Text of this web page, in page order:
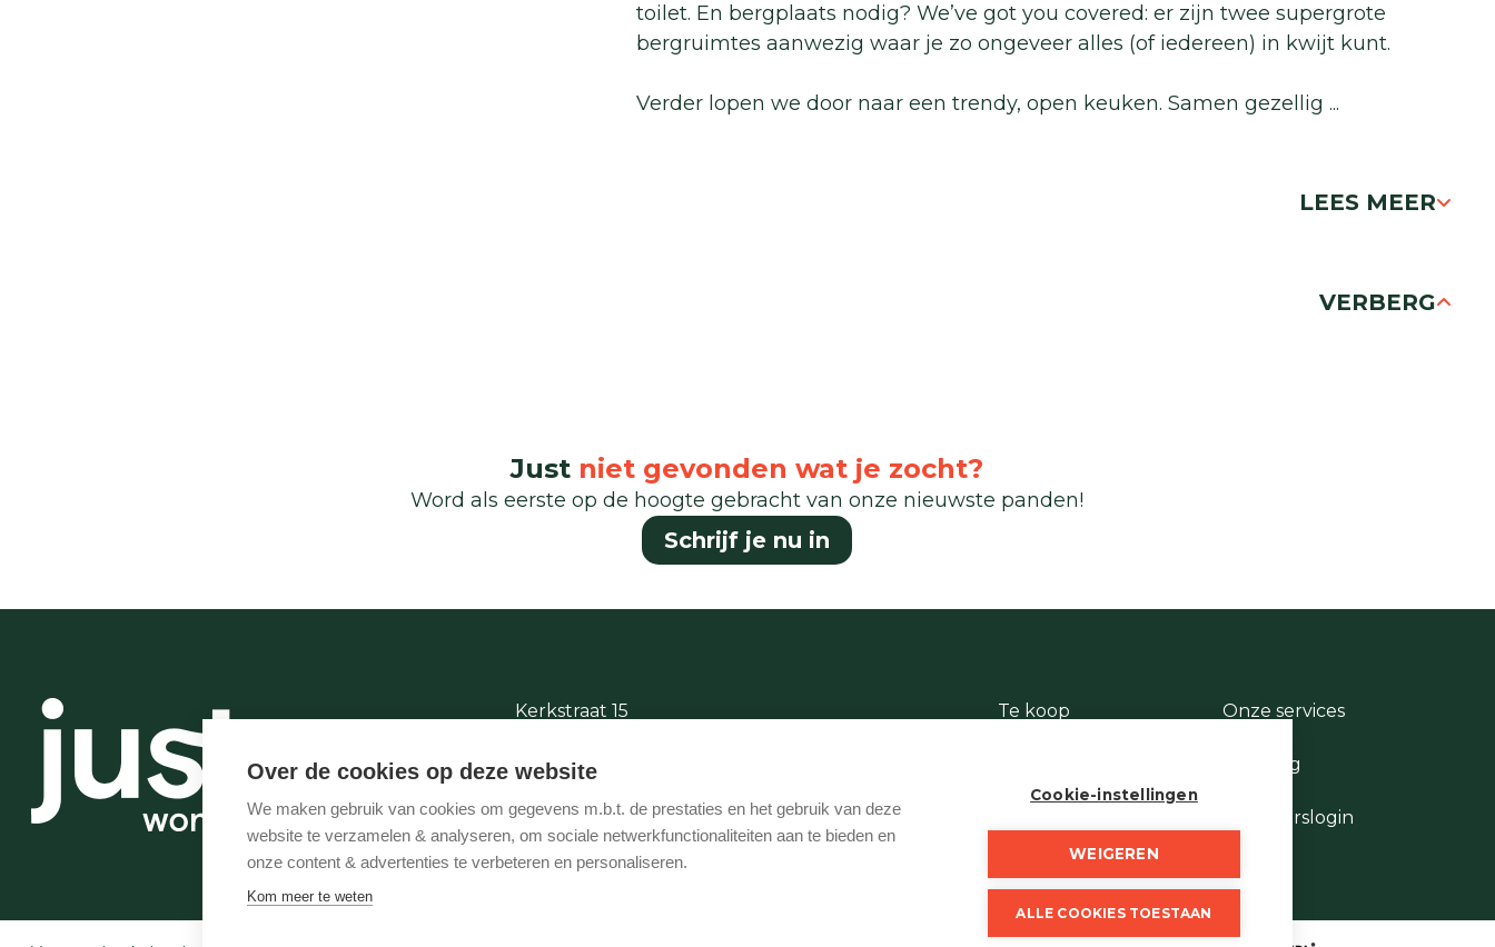
toilet. En bergplaats nodig? We’ve got you covered: er zijn twee supergrote
bergruimtes aanwezig waar je zo ongeveer alles (of iedereen) in kwijt kunt.
Verder lopen we door naar een trendy, open keuken. Samen gezellig ...
LEES MEER
VERBERG
Just niet gevonden wat je zocht?
Word als eerste op de hoogte gebracht van onze nieuwste panden!
Schrijf je nu in
Kerkstraat 15
info@justwonen.be
Te koop
Stukje geschiedenis
Onze services
Te vroeg
Eigenaarslogin
Over de cookies op deze website
We maken gebruik van cookies om gegevens m.b.t. de prestaties en het gebruik van deze
website te verzamelen & analyseren, om sociale netwerkfunctionaliteiten aan te bieden en
onze content & advertenties te verbeteren en personaliseren.
Kom meer te weten
Cookie-instellingen
WEIGEREN
ALLE COOKIES TOESTAAN